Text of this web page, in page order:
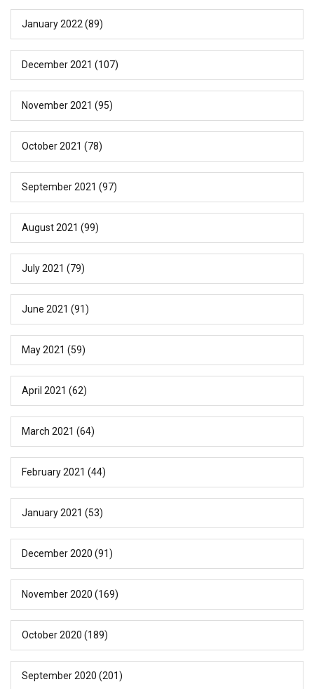
January 2022 (89)
December 2021 (107)
November 2021 (95)
October 2021 (78)
September 2021 (97)
August 2021 (99)
July 2021 (79)
June 2021 (91)
May 2021 (59)
April 2021 (62)
March 2021 (64)
February 2021 (44)
January 2021 (53)
December 2020 (91)
November 2020 (169)
October 2020 (189)
September 2020 (201)